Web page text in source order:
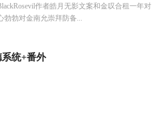
作者皓月无影文案和金叹合租一年对
勃勃对金南允崇拜防备...
统+番外